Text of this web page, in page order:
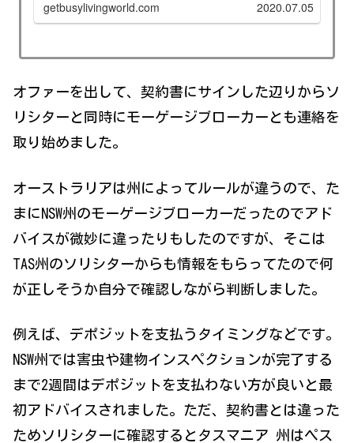
getbusylivingworld.com 2020.07.05
オファーを出して、契約書にサインした辺りからソ
リシターと同時にモーゲージブローカーとも連絡を
取り始めました。
オーストラリアは州によってルールが違うので、た
まにNSW州のモーゲージブローカーだったのでアド
バイスが微妙に違ったりもしたのですが、そこは
TAS州のソリシターからも情報をもらってたので何
が正しそうか自分で確認しながら判断しました。
例えば、デポジットを支払うタイミングなどです。
NSW州では害虫や建物インスペクションが完了する
まで2週間はデポジットを支払わない方が良いと最
初アドバイスされました。ただ、契約書とは違った
ためソリシターに確認するとタスマニア 州はペス